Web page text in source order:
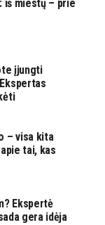
iš miestų – prie
įjungti
– visa kita
tai, kas
Ekspertė
gera idėja